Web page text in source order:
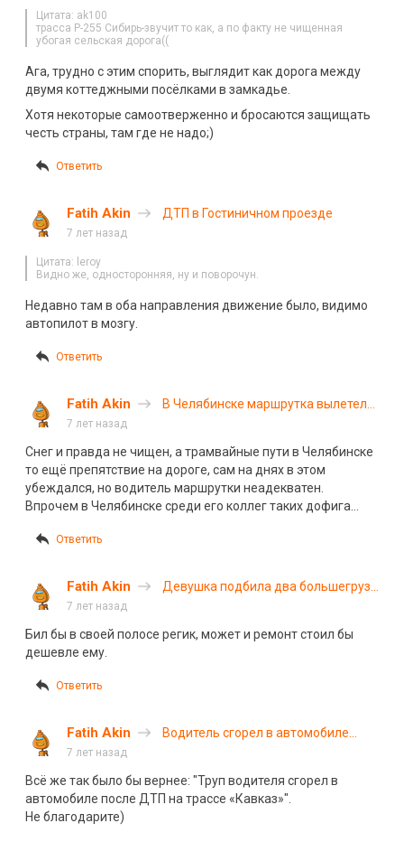
Цитата: ak100
трасса Р-255 Сибирь-звучит то как, а по факту не чищенная
убогая сельская дорога((
Ага, трудно с этим спорить, выглядит как дорога между
двумя коттеджными посёлками в замкадье.
Хотя некоторые самоотверженно и бросаются защищать
честь страны, там где не надо;)
Ответить
Fatih Akin ДТП в Гостиничном проезде
7 лет назад
Цитата: leroy
Видно же, односторонняя, ну и поворочун.
Недавно там в оба направления движение было, видимо
автопилот в мозгу.
Ответить
Fatih Akin
В Челябинске маршрутка вылетела
7 лет назад
Снег и правда не чищен, а трамвайные пути в Челябинске
то ещё препятствие на дороге, сам на днях в этом
убеждался, но водитель маршрутки неадекватен.
Впрочем в Челябинске среди его коллег таких дофига…
Ответить
Fatih Akin
Девушка подбила два большегруза
7 лет назад
Бил бы в своей полосе регик, может и ремонт стоил бы
дешевле ему.
Ответить
Fatih Akin
Водитель сгорел в автомобиле
7 лет назад
Всё же так было бы вернее: "Труп водителя сгорел в
автомобиле после ДТП на трассе «Кавказ»".
Не благодарите)